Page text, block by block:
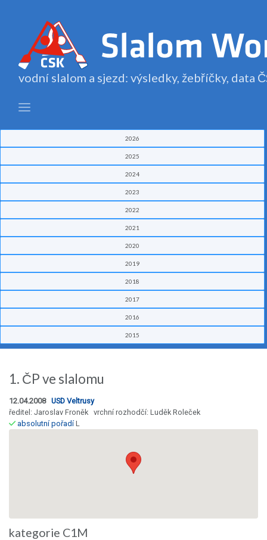
vodní slalom a sjezd: výsledky, žebříčky, data
2026
2025
2024
2023
2022
2021
2020
2019
2018
2017
2016
2015
1. ČP ve slalomu
12.04.2008 USD Veltrusy
ředitel: Jaroslav Froněk vrchní rozhodčí: Luděk Roleček
absolutní pořadíL
kategorie C1M